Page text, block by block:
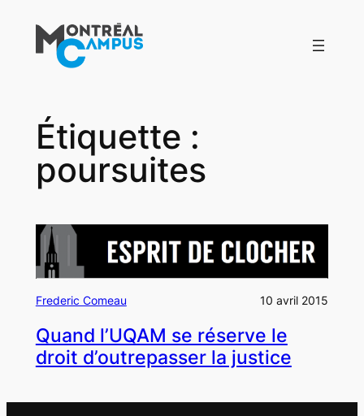
contenu
Étiquette :
poursuites
Frederic Comeau 10 avril 2015
Quand l’UQAM se réserve le
droit d’outrepasser la justice